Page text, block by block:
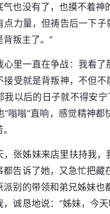
气也没有了，也摸不着
点力量，但祷告后一下
叛主了。”
心里一直在争战：我看
接受就是背叛神，不但
我以后的日子就不得安
“嗡嗡”直响，感觉精神
，张姊妹来店里扶持我
都告诉了她，又急忙把
派别的带领和弟兄姊妹也
，诚恳地说：“姊妹，今